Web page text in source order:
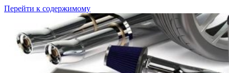
Перейти к содержимому